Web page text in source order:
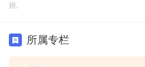
担。
所属专栏